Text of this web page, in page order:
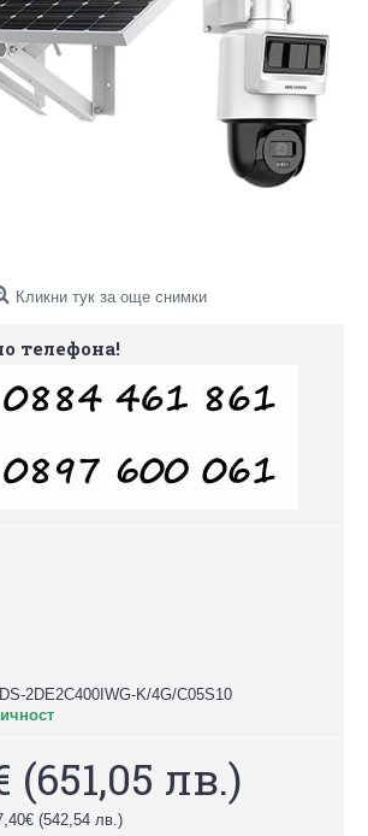
Кликни тук за още снимки
телефона!
DS-2DE2C400IWG-K/4G/C05S10
(651,05 лв.)
(542,54 лв.)